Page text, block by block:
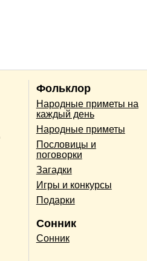
Фольклор
Народные приметы на
каждый день
Народные приметы
Пословицы и
поговорки
Загадки
Игры и конкурсы
Подарки
Сонник
Сонник